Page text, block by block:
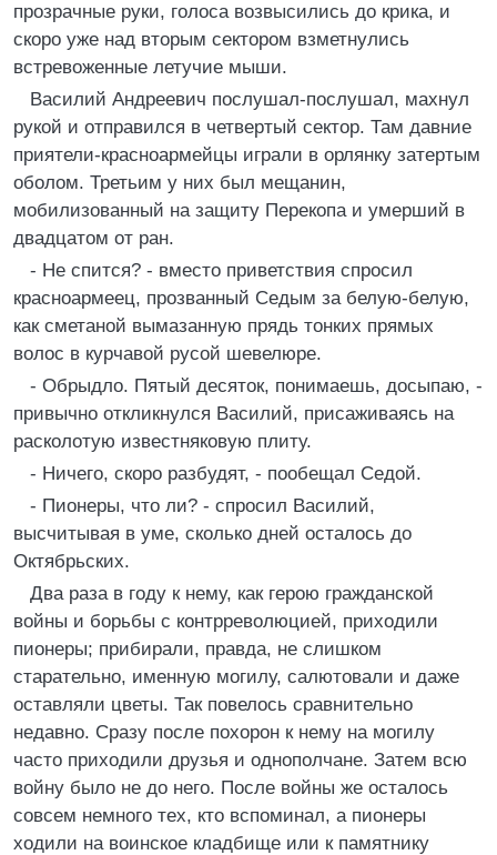
прозрачные руки, голоса возвысились до крика, и
скоро уже над вторым сектором взметнулись
встревоженные летучие мыши.
Василий Андреевич послушал-послушал, махнул
рукой и отправился в четвертый сектор. Там давние
приятели-красноармейцы играли в орлянку затертым
оболом. Третьим у них был мещанин,
мобилизованный на защиту Перекопа и умерший в
двадцатом от ран.
- Не спится? - вместо приветствия спросил
красноармеец, прозванный Седым за белую-белую,
как сметаной вымазанную прядь тонких прямых
волос в курчавой русой шевелюре.
- Обрыдло. Пятый десяток, понимаешь, досыпаю, -
привычно откликнулся Василий, присаживаясь на
расколотую известняковую плиту.
- Ничего, скоро разбудят, - пообещал Седой.
- Пионеры, что ли? - спросил Василий,
высчитывая в уме, сколько дней осталось до
Октябрьских.
Два раза в году к нему, как герою гражданской
войны и борьбы с контрреволюцией, приходили
пионеры; прибирали, правда, не слишком
старательно, именную могилу, салютовали и даже
оставляли цветы. Так повелось сравнительно
недавно. Сразу после похорон к нему на могилу
часто приходили друзья и однополчане. Затем всю
войну было не до него. После войны же осталось
совсем немного тех, кто вспоминал, а пионеры
ходили на воинское кладбище или к памятнику